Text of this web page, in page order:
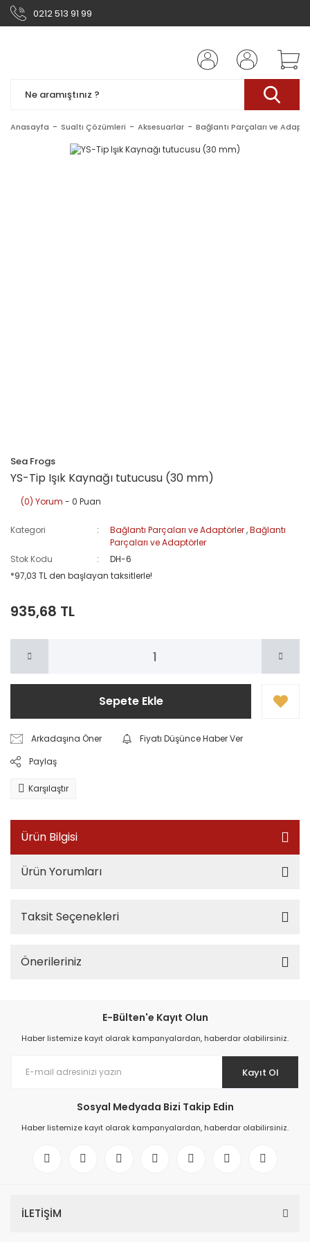
0212 513 91 99
Anasayfa Sualtı Çözümleri Aksesuarlar Bağlantı Parçaları ve
Sea Frogs
YS-Tip Işık Kaynağı tutucusu (30 mm)
(0) Yorum - 0 Puan
Kategori Bağlantı Parçaları ve Adaptörler,Bağlantı
Parçaları ve Adaptörler
Stok Kodu
DH-6
*97,03 TL den başlayan taksitlerle!
935,68 TL
Sepete Ekle
Arkadaşına Öner
Fiyatı Düşünce Haber Ver
Paylaş
Karşılaştır
Ürün Bilgisi
Ürün Yorumları
Taksit Seçenekleri
Önerileriniz
E-Bülten'e Kayıt Olun
Haber listemize kayıt olarak kampanyalardan, haberdar olabilirsiniz.
Kayıt Ol
Sosyal Medyada Bizi Takip Edin
Haber listemize kayıt olarak kampanyalardan, haberdar olabilirsiniz.
İLETİŞİM